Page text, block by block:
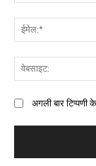
अगली बार